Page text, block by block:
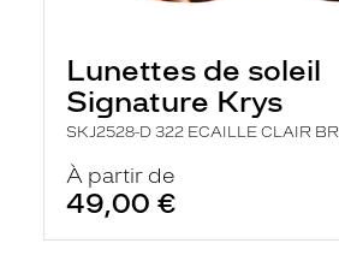
Lunettes de soleil
Signature Krys
SKJ2528-D 322 ECAILLE CLAIR BR
À partir de
49,00 €